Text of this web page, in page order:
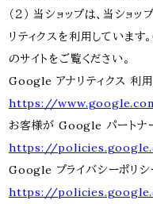
（２） 当ショップは、当シ
リティクスを利用していま
のサイトをご覧ください。
Google アナリティクス 利用
https://
お客様が Google パートナ
https://
Google プライバシーポリシ
https://